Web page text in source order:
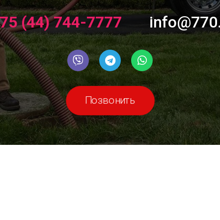
(44) 744-7777
Позвонить